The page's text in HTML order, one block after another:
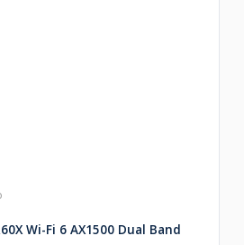
Wi-Fi 6 AX1500 Dual Band